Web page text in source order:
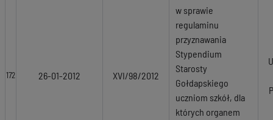
172 26-01-2012 XVI/98/2012
w sprawie
regulaminu
przyznawania
Stypendium
Starosty
Gołdapskiego
uczniom szkół, dla
których organem